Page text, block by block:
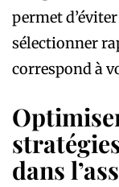
permet
sélectionner
correspond à
dans